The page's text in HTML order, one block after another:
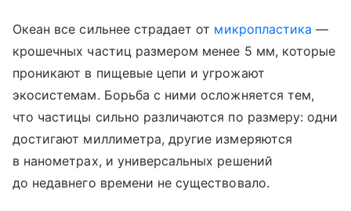
Океан все сильнее страдает от микропластика —
крошечных частиц размером менее 5 мм, которые
проникают в пищевые цепи и угрожают
экосистемам. Борьба с ними осложняется тем,
что частицы сильно различаются по размеру: одни
достигают миллиметра, другие измеряются
в нанометрах, и универсальных решений
до недавнего времени не существовало.